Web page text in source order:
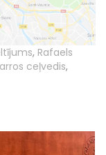
, Rafaels
ceļvedis,